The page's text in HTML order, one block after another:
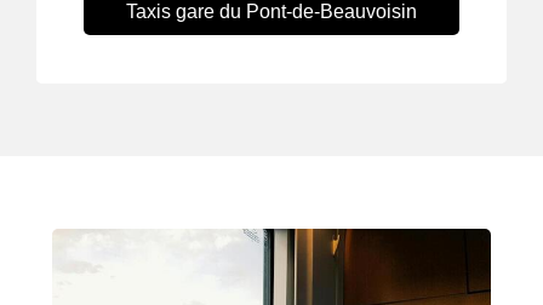
Taxis gare du Pont-de-Beauvoisin